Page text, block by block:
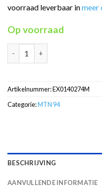
voorraad leverbaar inmeer
Op voorraad
Artikelnummer:EX0140274M
Categorie:MTN 94
BESCHRIJVING
AANVULLENDE INFORMATIE